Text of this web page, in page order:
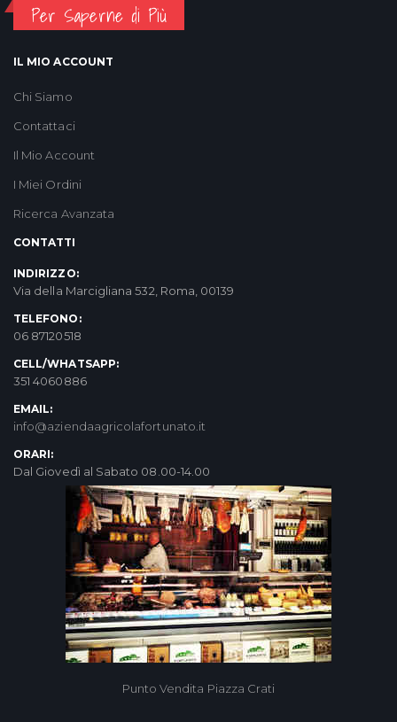
Per Saperne di Più
IL MIO ACCOUNT
Chi Siamo
Contattaci
Il Mio Account
I Miei Ordini
Ricerca Avanzata
CONTATTI
INDIRIZZO:
Via della Marcigliana 532, Roma, 00139
TELEFONO:
06 87120518
CELL/WHATSAPP:
351 4060886
EMAIL:
info@aziendaagricolafortunato.it
ORARI:
Dal Giovedì al Sabato 08.00-14.00
Punto Vendita Piazza Crati